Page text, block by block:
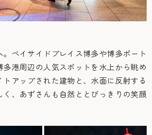
ベイサイドプレイス博多や博多ポート
多港周辺の人気スポットを水上から眺め
トアップされた建物と、水面に反射する
く、あずさんも自然ととびっきりの笑顔